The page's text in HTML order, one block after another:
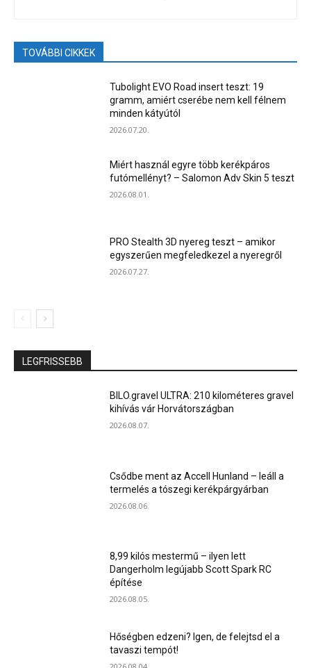
TOVÁBBI CIKKEK
Tubolight EVO Road insert teszt: 19
gramm, amiért cserébe nem kell félnem
minden kátyútól
2026.07.20.
Miért használ egyre több kerékpáros
futómellényt? – Salomon Adv Skin 5 teszt
2026.08.01.
PRO Stealth 3D nyereg teszt – amikor
egyszerűen megfeledkezel a nyeregről
2026.07.27.
LEGFRISSEBB
BILO.gravel ULTRA: 210 kilométeres gravel
kihívás vár Horvátországban
2026.08.07.
Csődbe ment az Accell Hunland – leáll a
termelés a tószegi kerékpárgyárban
2026.08.06.
8,99 kilós mestermű – ilyen lett
Dangerholm legújabb Scott Spark RC
építése
2026.08.05.
Hőségben edzeni? Igen, de felejtsd el a
tavaszi tempót!